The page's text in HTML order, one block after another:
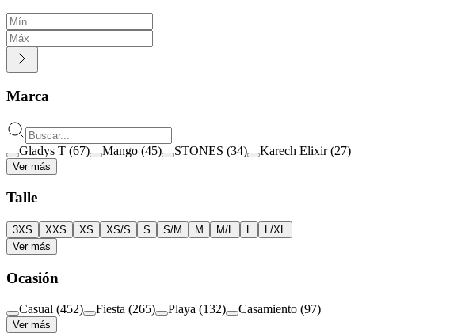
Marca
Gladys T (67) Mango (45) STONES (34) Karech Elixir (27)
Ver más
Talle
3XS XXS XS XS/S S S/M M M/L L
L/XL
Ver más
Ocasión
Casual (452) Fiesta (265) Playa (132) Casamiento (97)
Ver más